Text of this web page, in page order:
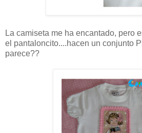
La camiseta me ha encantado, pero
el pantaloncito....hacen un conjunto
parece??